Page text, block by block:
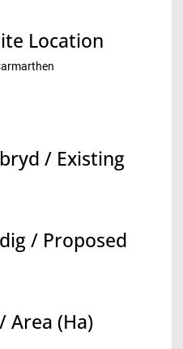
Location
/ Existing
/ Proposed
Area (Ha)